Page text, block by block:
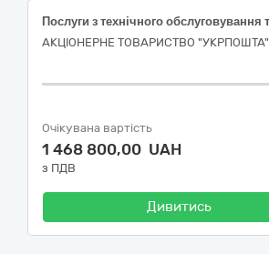
АКЦІОНЕРНЕ ТОВАРИСТВО "УКРПОШТА"
Очікувана вартість
1 468 800,00 UAH
з ПДВ
Дивитись